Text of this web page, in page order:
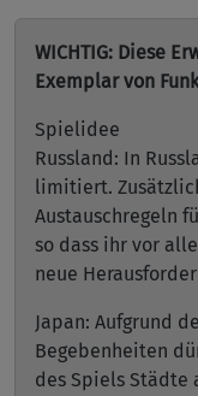
WICHTIG: Diese
Exemplar von
Spielidee
Russland: In
limitiert.
Austauschregeln
so dass ihr vor
neue
Japan: Aufgrund
Begebenheiten
des Spiels Städte